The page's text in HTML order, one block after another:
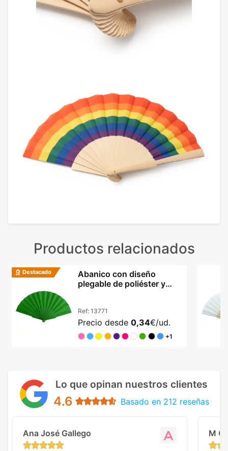
Productos relacionados
Destacado
Abanico con diseño
plegable de poliéster y
Ref: 13771
Precio desde 0,34€/ud.
+1
Lo que opinan nuestros clientes
4.6 Basado en 212 reseñas
Ana José Gallego M C